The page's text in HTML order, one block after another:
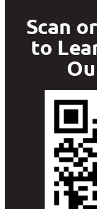
Scan
to